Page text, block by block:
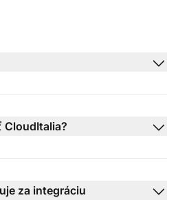
za integráciu